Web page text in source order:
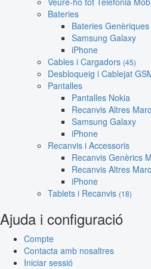
Bateries
Bateries
Samsung Galaxy
iPhone
Cables i Cargadors (45)
Desbloqueig i Cablejat
Pantalles
Pantalles Nokia
Recanvis Altres
Samsung Galaxy
iPhone
Recanvis i Accessoris
Recanvis Genèrics
Recanvis Altres
iPhone
Tablets i Recanvis (18)
Ajuda i configuració
Compte
Contacta amb nosaltres
Iniciar sessió